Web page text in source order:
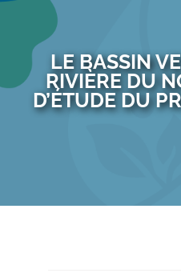
LE BASSIN
RIVIÈRE DU
D’ÉTUDE DU